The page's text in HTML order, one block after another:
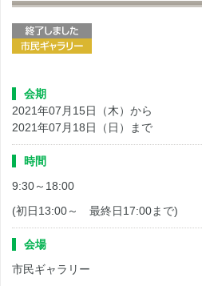
会期
2021年07月15日（木）から
2021年07月18日（日）まで
時間
9:30～18:00
(初日13:00～ 最終日17:00まで)
会場
市民ギャラリー